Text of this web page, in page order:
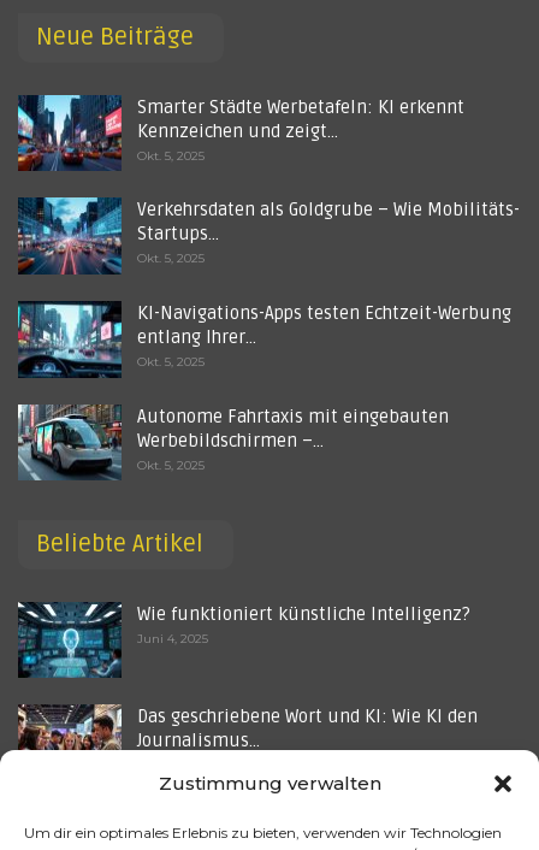
Zustimmung verwalten
Um dir ein optimales Erlebnis zu bieten, verwenden wir Technologien
Neue Beiträge
Smarter Städte Werbetafeln: KI erkennt
Kennzeichen und zeigt…
Okt. 5, 2025
Verkehrsdaten als Goldgrube – Wie Mobilitäts-
Startups…
Okt. 5, 2025
KI-Navigations-Apps testen Echtzeit-Werbung
entlang Ihrer…
Okt. 5, 2025
Autonome Fahrtaxis mit eingebauten
Werbebildschirmen –…
Okt. 5, 2025
Beliebte Artikel
Wie funktioniert künstliche Intelligenz?
Juni 4, 2025
Das geschriebene Wort und KI: Wie KI den
Journalismus…
der…